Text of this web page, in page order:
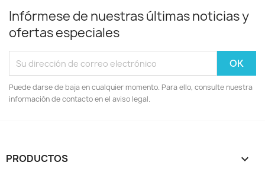
Infórmese de nuestras últimas noticias y
ofertas especiales
Puede darse de baja en cualquier momento. Para ello, consulte nuestra
información de contacto en el aviso legal.
PRODUCTOS 